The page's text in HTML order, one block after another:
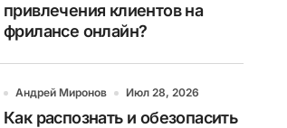
привлечения клиентов на
фрилансе онлайн?
Андрей Миронов Июл 28, 2026
Как распознать и обезопасить